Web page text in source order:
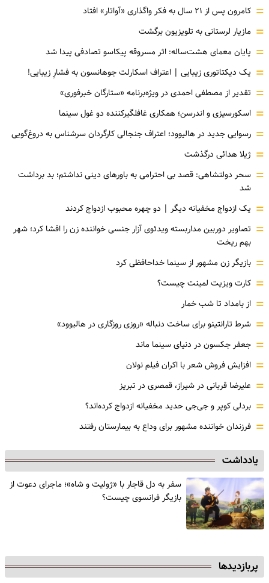
= کامرون پس از ۲۱ سال به فکر واگذاری «آواتار» افتاد
= مازیار لرستانی به تلویزیون برگشت
= پایان معمای هشت‌ساله: اثر مسروقه پیکاسو تصادفی پیدا شد
= یک دیکتاتوری زیبایی | اعتراف اسکارلت جوهانسون به فشارِ زیبایی!
= تقدیر از مصطفی احمدی در ویژه‌برنامه «ستارگان خبرفوری»
= اسکورسیزی و اندرسن؛ همکاری غافلگیرکننده دو غول سینما
= رسوایی جدید در هالیوود؛ اعتراف جنجالی کارگردان سرشناس به دروغ‌گویی
= ژیلا هدائی درگذشت
= سحر دولتشاهی: قصد بی احترامی به باورهای دینی نداشتم؛ بد برداشت
شد
= یک ازدواج مخفیانه دیگر | دو چهره محبوب ازدواج کردند
= تصاویر دوربین مداربسته ویدئوی آزار جنسی خواننده زن را افشا کرد؛ شهر
بهم ریخت
= بازیگر زن مشهور از سینما خداحافظی کرد
= کارت ویزیت لمینت چیست؟
= از بامداد تا شب خمار
= شرط تارانتینو برای ساخت دنباله «روزی روزگاری در هالیوود»
= جعفر جکسون در دنیای سینما ماند
= افزایش فروش شعر با اکران فیلم نولان
= علیرضا قربانی در شیراز، قمصری در تبریز
= بردلی کوپر و جی‌جی حدید مخفیانه ازدواج کرده‌اند؟
= فرزندان خواننده مشهور برای وداع به بیمارستان رفتند
یادداشت
سفر به دل قاجار با «ژولیت و شاه»؛ ماجرای دعوت از
‌بازیگر فرانسوی چیست؟
پربازدیدها